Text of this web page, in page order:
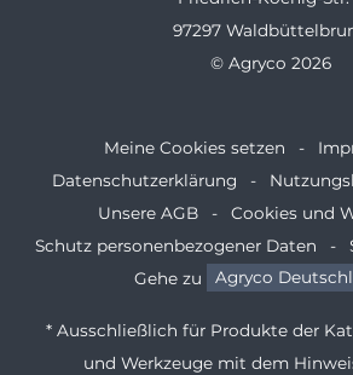
97297
© Agryco 2026
Meine Cookies setzen
Datenschutzerklärung
Unsere AGB
Cookies und
Schutz personenbezogener Daten
Gehe zu
Agryco
* Ausschließlich für Produkte der
und Werkzeuge mit dem